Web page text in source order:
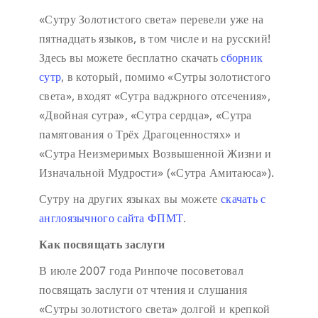
«Сутру Золотистого света» перевели уже на
пятнадцать языков, в том числе и на русский!
Здесь вы можете бесплатно скачатьсборник
сутр, в который, помимо «Сутры золотистого
света», входят «Сутра ваджрного отсечения»,
«Двойная сутра», «Сутра сердца», «Сутра
памятования о Трёх Драгоценностях» и
«Сутра Неизмеримых Возвышенной Жизни и
Изначальной Мудрости» («Сутра Амитаюса»).
Сутру на других языках вы можете скачать с
англоязычного сайта ФПМТ.
Как посвящать заслуги
В июле 2007 года Ринпоче посоветовал
посвящать заслуги от чтения и слушания
«Сутры золотистого света» долгой и крепкой